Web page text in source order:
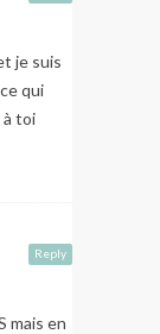
je suis
qui
à toi
Reply
mais en